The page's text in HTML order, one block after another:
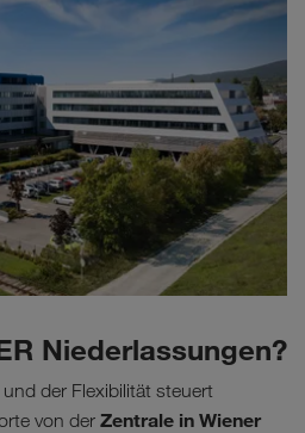
Niederlassungen?
der Flexibilität steuert
von der Zentrale in Wiener